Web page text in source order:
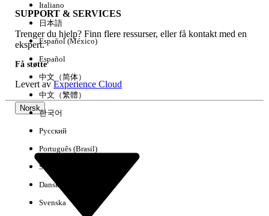
Fjern alle Utført
SUPPORT & SERVICES
Trenger du hjelp? Finn flere ressurser, eller få kontakt med en
ekspert.
Få støtte
Levert avExperience Cloud
Norsk
Italiano
日本語
Español (México)
Español
中文（简体）
中文（繁體）
한국어
Русский
Português (Brasil)
Suomi
Dansk
Svenska